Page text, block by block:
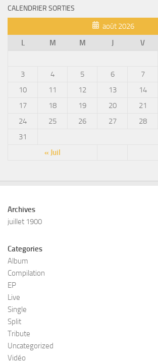
CALENDRIER SORTIES
août 2026
L
M M J V
« Juil
3
4 5 6 7
10
11 12 13 14
17
18 19 20 21
24
25 26 27 28
31
Archives
juillet 1900
Categories
Album
Compilation
EP
Live
Single
Split
Tribute
Uncategorized
Vidéo